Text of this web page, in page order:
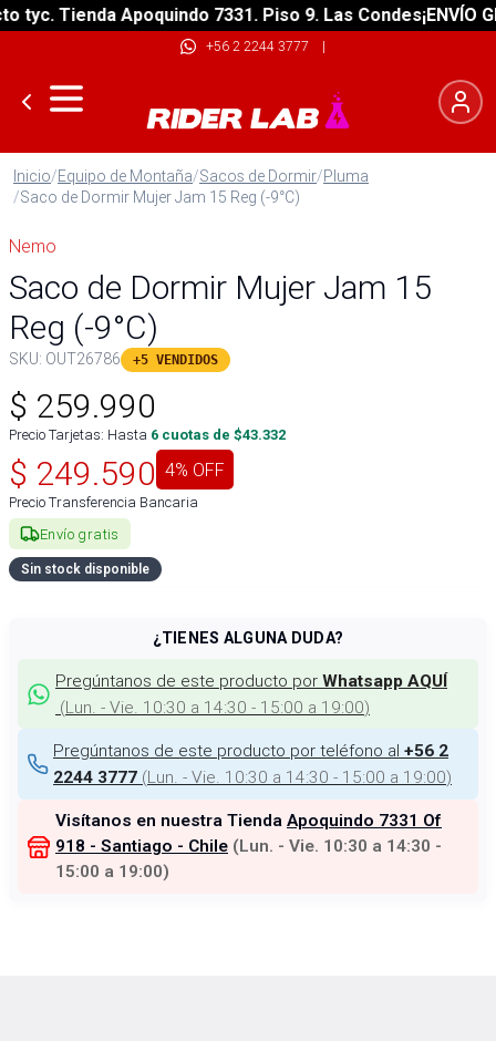
Tienda Apoquindo 7331. Piso 9. Las Condes¡ENVÍO
+56 2 2244 3777 |
Inicio/Equipo de Montaña/Sacos de Dormir/Pluma
/Saco de Dormir Mujer Jam 15 Reg (-9°C)
Nemo
Saco de Dormir Mujer Jam 15
Reg (-9°C)
SKU: OUT26786 +5 VENDIDOS
$ 259.990
Precio Tarjetas: Hasta 6 cuotas de $43.332
$ 249.590 4% OFF
Precio Transferencia Bancaria
Envío gratis
Sin stock disponible
¿TIENES ALGUNA DUDA?
Pregúntanos de este producto por Whatsapp AQUÍ
(Lun. - Vie. 10:30 a 14:30 - 15:00 a 19:00)
Pregúntanos de este producto por teléfono al +56 2
2244 3777 (Lun. - Vie. 10:30 a 14:30 - 15:00 a 19:00)
Visítanos en nuestra Tienda Apoquindo 7331 Of
918 - Santiago - Chile (Lun. - Vie. 10:30 a 14:30 -
15:00 a 19:00)